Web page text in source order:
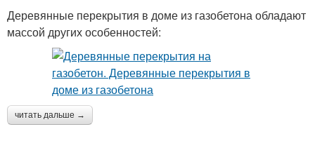
Деревянные перекрытия в доме из газобетона обладают
массой других особенностей:
читать дальше →